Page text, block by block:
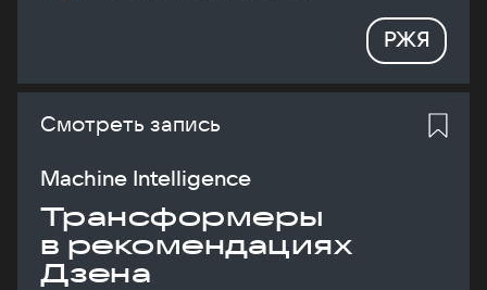
РЖЯ
Смотреть запись
Machine Intelligence
Трансформеры
в рекомендациях
Дзена